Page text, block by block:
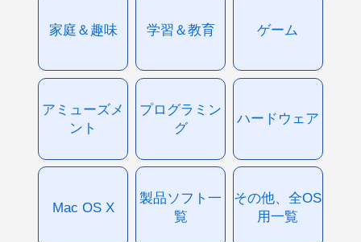
家庭＆趣味 学習＆教育 ゲーム
アミューズメ
ント
プログラミン
グ
ハードウェア
Mac OS X
製品ソフト一
覧
その他、全OS
用一覧